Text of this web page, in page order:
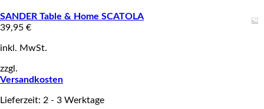
SANDER Table & Home SCATOLA
39,95 €
inkl. MwSt.
zzgl.
Versandkosten
Lieferzeit: 2 - 3 Werktage